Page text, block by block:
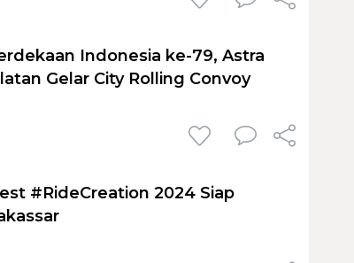
Indonesia ke-79, Astra
Gelar City Rolling Convoy
#RideCreation 2024 Siap